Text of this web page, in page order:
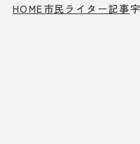
HOME 市民ライター記事